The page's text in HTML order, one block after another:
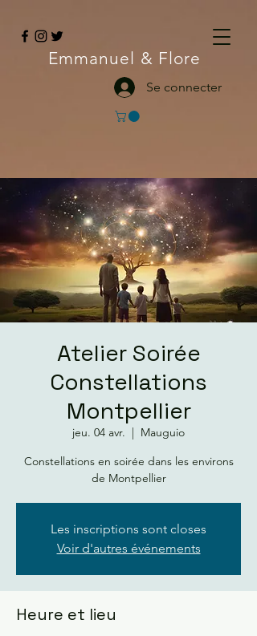
Emmanuel & Flore
Se connecter
Atelier Soirée
Constellations
Montpellier
jeu. 04 avr.
  |
Mauguio
Constellations en soirée dans les environs
de Montpellier
Les inscriptions sont closes
Voir d'autres événements
Heure et lieu